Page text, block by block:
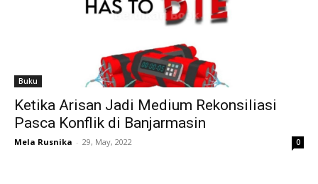
Buku
Ketika Arisan Jadi Medium Rekonsiliasi
Pasca Konflik di Banjarmasin
Mela Rusnika - 29, May, 2022 0